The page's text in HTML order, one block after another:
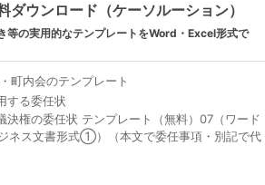
ダウンロード（ケーソルーション）
等の実用的なテンプレートをWord・Excel形式で
町内会のテンプレート
する委任状
決権の委任状 テンプレート（無料）07（ワード
ネス文書形式①）（本文で委任事項・別記で代